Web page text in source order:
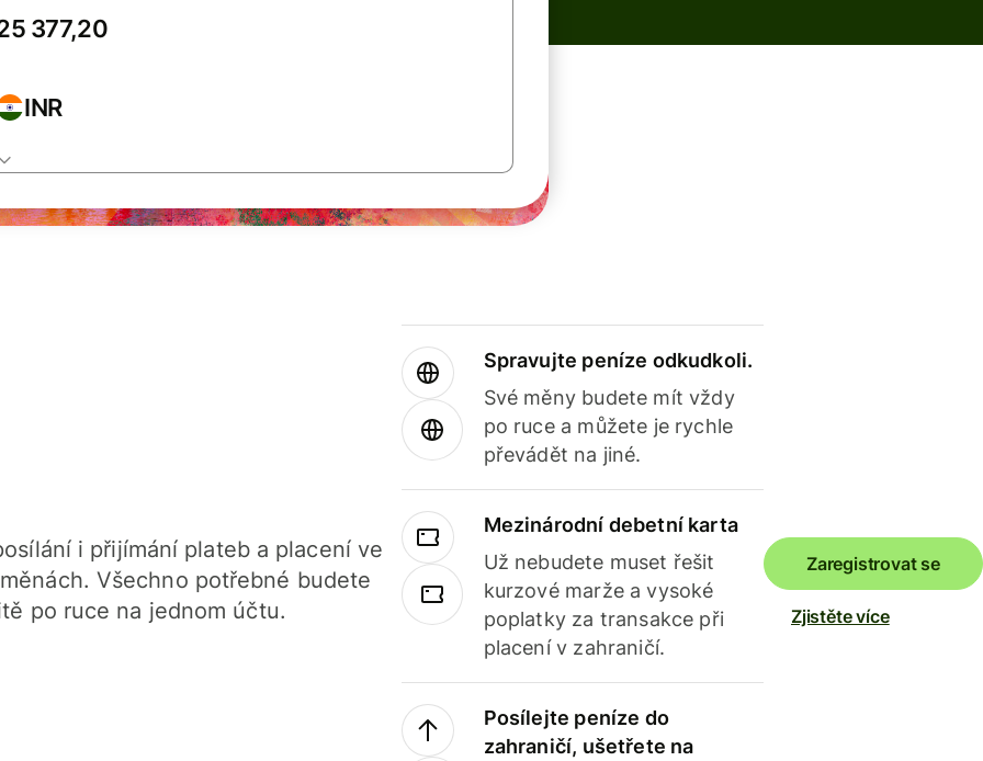
INR
i přijímání plateb a placení ve
Všechno potřebné budete
po ruce na jednom účtu.
Spravujte peníze odkudkoli.
Své měny budete mít vždy
po ruce a můžete je rychle
převádět na jiné.
Mezinárodní debetní karta
Už nebudete muset řešit
kurzové marže a vysoké
poplatky za transakce při
placení v zahraničí.
Posílejte peníze do
zahraničí, ušetřete na
Zaregistrovat se
Zjistěte více